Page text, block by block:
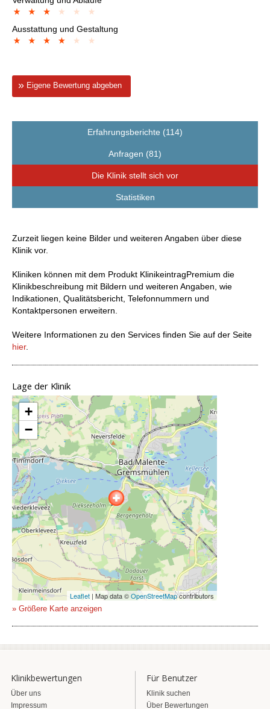
Ausstattung und Gestaltung
Eigene Bewertung abgeben
Erfahrungsberichte (114)
Anfragen (81)
Die Klinik stellt sich vor
Statistiken
Zurzeit liegen keine Bilder und weiteren Angaben über diese
Klinik vor.
Kliniken können mit dem Produkt KlinikeintragPremium die
Klinikbeschreibung mit Bildern und weiteren Angaben, wie
Indikationen, Qualitätsbericht, Telefonnummern und
Kontaktpersonen erweitern.
Weitere Informationen zu den Services finden Sie auf der Seite
hier.
Lage der Klinik
+
−
Leaflet | Map data ©OpenStreetMapcontributors
» Größere Karte anzeigen
Klinikbewertungen
Über uns
Impressum
Für Benutzer
Klinik suchen
Über Bewertungen